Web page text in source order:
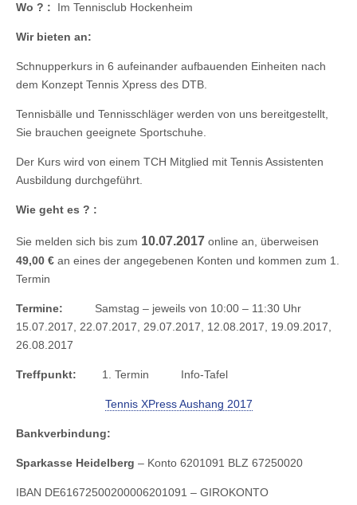
Wo ? : Im Tennisclub Hockenheim
Wir bieten an:
Schnupperkurs in 6 aufeinander aufbauenden Einheiten nach
dem Konzept Tennis Xpress des DTB.
Tennisbälle und Tennisschläger werden von uns bereitgestellt,
Sie brauchen geeignete Sportschuhe.
Der Kurs wird von einem TCH Mitglied mit Tennis Assistenten
Ausbildung durchgeführt.
Wie geht es ? :
Sie melden sich bis zum 10.07.2017 online an, überweisen
49,00 € an eines der angegebenen Konten und kommen zum 1.
Termin
Termine: Samstag – jeweils von 10:00 – 11:30 Uhr
15.07.2017, 22.07.2017, 29.07.2017, 12.08.2017, 19.09.2017,
26.08.2017
Treffpunkt: 1. Termin Info-Tafel
Tennis XPress Aushang 2017
Bankverbindung:
Sparkasse Heidelberg – Konto 6201091 BLZ 67250020
IBAN DE61672500200006201091 – GIROKONTO